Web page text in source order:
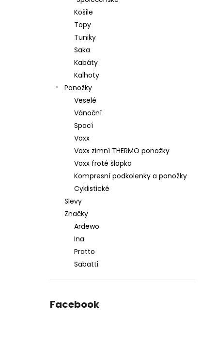
Košile
Topy
Tuniky
Saka
Kabáty
Kalhoty
Ponožky
Veselé
Vánoční
Spací
Voxx
Voxx zimní THERMO ponožky
Voxx froté šlapka
Kompresní podkolenky a ponožky
Cyklistické
Slevy
Značky
Ardewo
Ina
Pratto
Sabatti
Facebook